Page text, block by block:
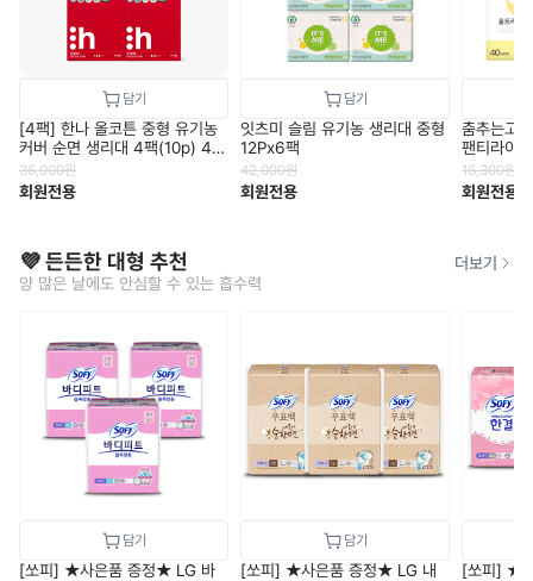
[4팩] 한나 올코튼 중형 유기농
커버 순면 생리대 4팩(10p) 40
개입
36,000원
회원전용
잇츠미 슬림 유기농 생리대 중형
12Px6팩
42,000원
회원전용
춤추는고
팬티라이
16,300원
회원전용
💜 든든한 대형 추천
양 많은 날에도 안심할 수 있는 흡수력
더보기
[쏘피] ★사은품 증정★ LG 바
[쏘피] ★사은품 증정★ LG 내
[쏘피] ★